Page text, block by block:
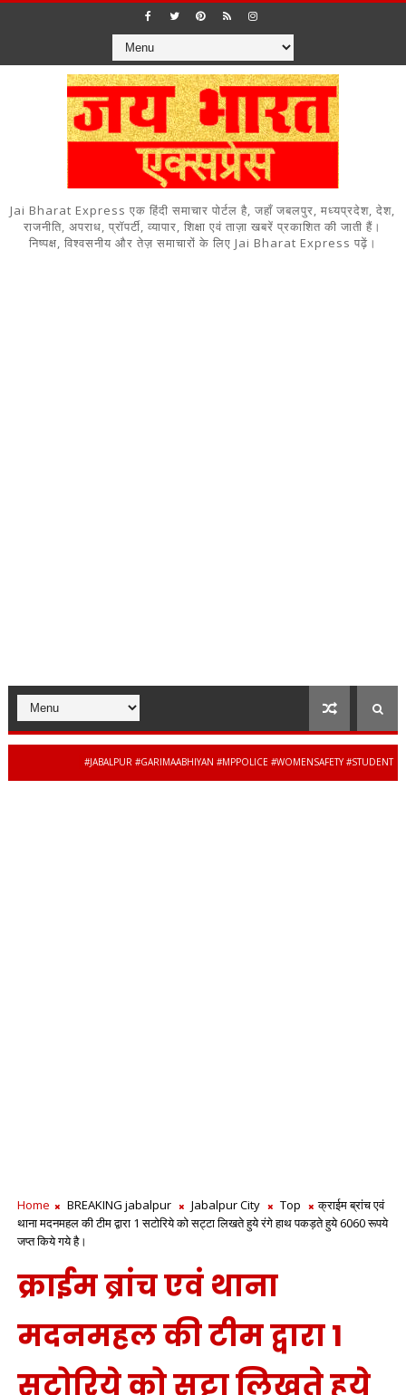
Jai Bharat Express एक हिंदी समाचार पोर्टल है, जहाँ जबलपुर, मध्यप्रदेश, देश,
राजनीति, अपराध, प्रॉपर्टी, व्यापार, शिक्षा एवं ताज़ा खबरें प्रकाशित की जाती हैं।
निष्पक्ष, विश्वसनीय और तेज़ समाचारों के लिए Jai Bharat Express पढ़ें।
#JABALPUR #GARIMAABHIYAN #MPPOLICE #WOMENSAFETY #STUDENTSAFETY
Home BREAKING jabalpur Jabalpur City Top
क्राईम ब्रांच एवं
थाना मदनमहल की टीम द्वारा 1 सटोरिये को सट्टा लिखते हुये रंगे हाथ पकड़ते हुये 6060 रूपये
जप्त किये गये है।
क्राईम ब्रांच एवं थाना
मदनमहल की टीम द्वारा 1
सटोरिये को सट्टा लिखते हुये